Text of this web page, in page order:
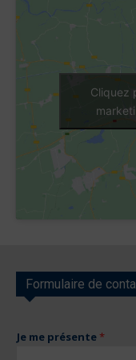
Cliquez
Formulaire de
Je me présente *